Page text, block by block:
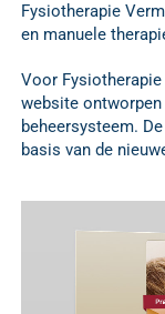
Fysiotherapie
en manuele
Voor
website
beheersysteem.
basis van de